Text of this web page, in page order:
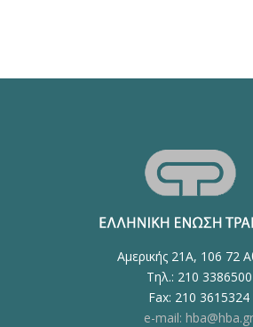
Αμερικής 21Α, 106 72
Τηλ.: 210 3386500
Fax: 210 3615324
e-mail: hba@hba.gr